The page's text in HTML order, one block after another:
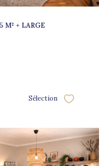
M² + LARGE
Sélection